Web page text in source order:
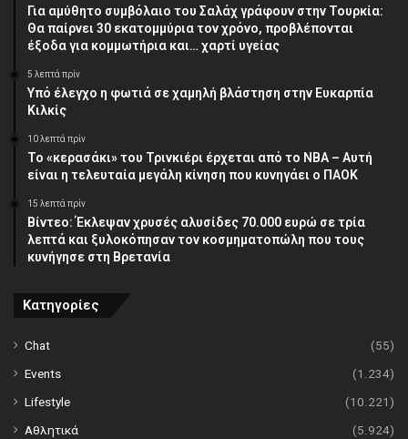
Για αμύθητο συμβόλαιο του Σαλάχ γράφουν στην Τουρκία:
Θα παίρνει 30 εκατομμύρια τον χρόνο, προβλέπονται
έξοδα για κομμωτήρια και… χαρτί υγείας
5 λεπτά πρίν
Υπό έλεγχο η φωτιά σε χαμηλή βλάστηση στην Ευκαρπία
Κιλκίς
10 λεπτά πρίν
Το «κερασάκι» του Τρινκιέρι έρχεται από το NBA – Αυτή
είναι η τελευταία μεγάλη κίνηση που κυνηγάει ο ΠΑΟΚ
15 λεπτά πρίν
Βίντεο: Έκλεψαν χρυσές αλυσίδες 70.000 ευρώ σε τρία
λεπτά και ξυλοκόπησαν τον κοσμηματοπώλη που τους
κυνήγησε στη Βρετανία
Κατηγορίες
Chat
(55)
Events
(1.234)
Lifestyle
(10.221)
Αθλητικά
(5.924)